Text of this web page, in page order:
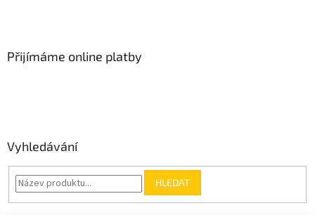
Přijímáme online platby
Vyhledávání
HLEDAT